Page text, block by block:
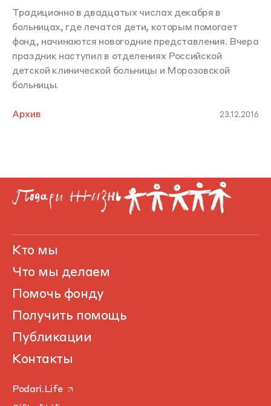
Традиционно в двадцатых числах декабря в
больницах, где лечатся дети, которым помогает
фонд, начинаются новогодние представления. Вчера
праздник наступил в отделениях Российской
детской клинической больницы и Морозовской
больницы.
Архив 23.12.2016
Кто мы
Что мы делаем
Помочь фонду
Получить помощь
Публикации
Контакты
Podari.Life